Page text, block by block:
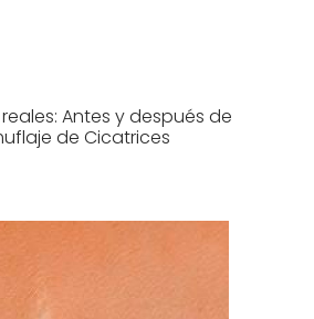
Antes y después de
de Cicatrices